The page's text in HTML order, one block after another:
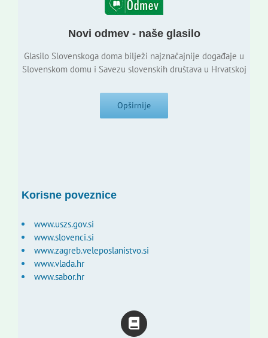
Novi odmev - naše glasilo
Glasilo Slovenskoga doma bilježi najznačajnije događaje u
Slovenskom domu i Savezu slovenskih društava u Hrvatskoj
Opširnije
Korisne poveznice
www.uszs.gov.si
www.slovenci.si
www.zagreb.veleposlanistvo.si
www.vlada.hr
www.sabor.hr